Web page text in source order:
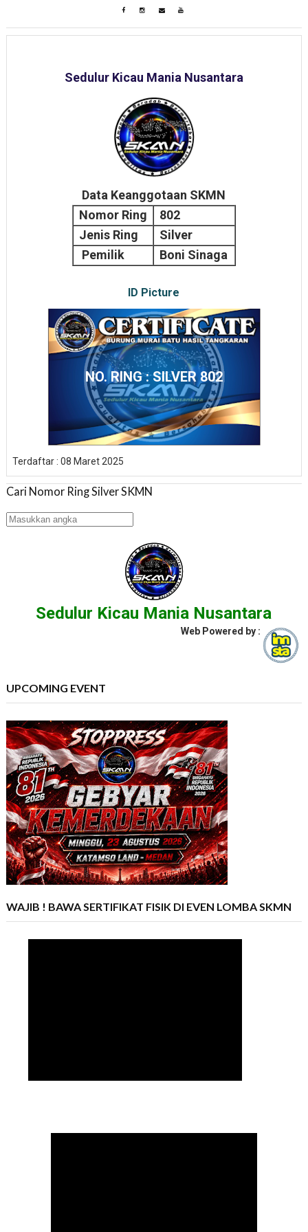
Sedulur Kicau Mania Nusantara
Data Keanggotaan SKMN
Nomor Ring
802
Jenis Ring
Silver
Pemilik
Boni Sinaga
ID Picture
NO. RING : SILVER 802
Terdaftar : 08 Maret 2025
Cari Nomor Ring Silver SKMN
Sedulur Kicau Mania Nusantara
Web Powered by :
UPCOMING EVENT
WAJIB ! BAWA SERTIFIKAT FISIK DI EVEN LOMBA SKMN